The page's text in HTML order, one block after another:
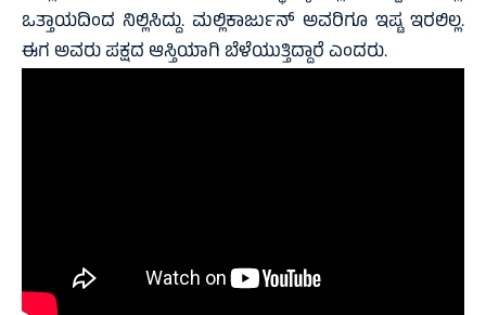
ಒತ್ತಾಯದಿಂದ ನಿಲ್ಲಿಸಿದ್ದು. ಮಲ್ಲಿಕಾರ್ಜುನ್ ಅವರಿಗೂ ಇಷ್ಟ ಇರಲಿಲ್ಲ.
ಈಗ ಅವರು ಪಕ್ಷದ ಆಸ್ತಿಯಾಗಿ ಬೆಳೆಯುತ್ತಿದ್ದಾರೆ ಎಂದರು‌.